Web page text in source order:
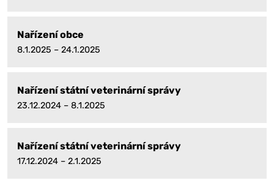
Nařízení obce
8.1.2025 – 24.1.2025
Nařízení státní veterinární správy
23.12.2024 – 8.1.2025
Nařízení státní veterinární správy
17.12.2024 – 2.1.2025